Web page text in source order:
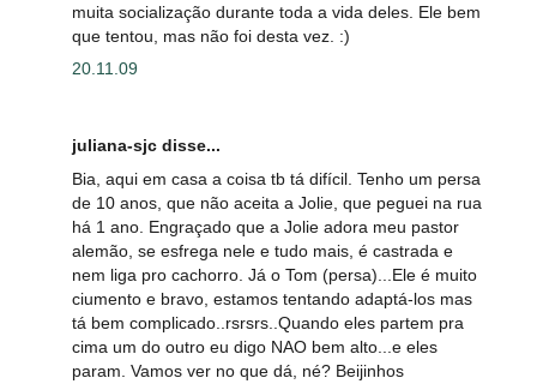
muita socialização durante toda a vida deles. Ele bem
que tentou, mas não foi desta vez. :)
20.11.09
juliana-sjc disse...
Bia, aqui em casa a coisa tb tá difícil. Tenho um persa
de 10 anos, que não aceita a Jolie, que peguei na rua
há 1 ano. Engraçado que a Jolie adora meu pastor
alemão, se esfrega nele e tudo mais, é castrada e
nem liga pro cachorro. Já o Tom (persa)...Ele é muito
ciumento e bravo, estamos tentando adaptá-los mas
tá bem complicado..rsrsrs..Quando eles partem pra
cima um do outro eu digo NAO bem alto...e eles
param. Vamos ver no que dá, né? Beijinhos